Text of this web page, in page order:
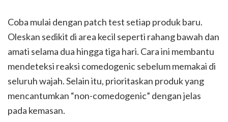
Coba mulai dengan patch test setiap produk baru.
Oleskan sedikit di area kecil seperti rahang bawah dan
amati selama dua hingga tiga hari. Cara ini membantu
mendeteksi reaksi comedogenic sebelum memakai di
seluruh wajah. Selain itu, prioritaskan produk yang
mencantumkan “non-comedogenic” dengan jelas
pada kemasan.